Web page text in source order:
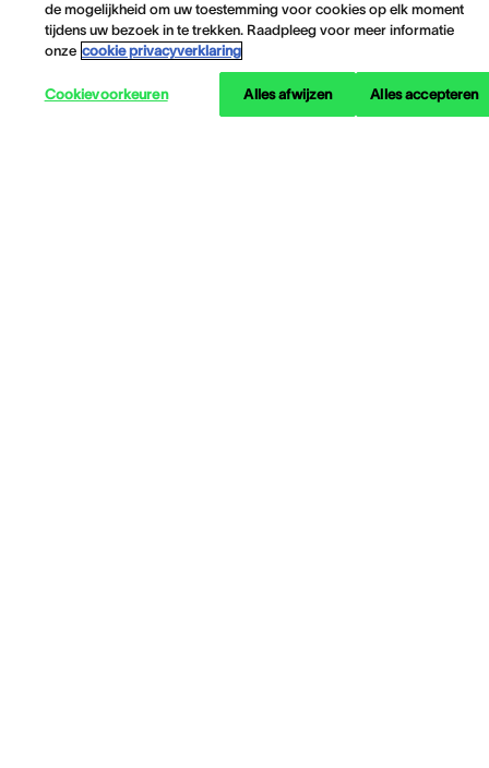
de mogelijkheid om uw toestemming voor cookies op elk moment
tijdens uw bezoek in te trekken. Raadpleeg voor meer informatie
onze cookie privacyverklaring
Cookievoorkeuren Alles afwijzen Alles accepteren